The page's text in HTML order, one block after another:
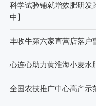
科学试验铺就增效肥研发
中】
丰收牛第六家直营店落户
心连心助力黄淮海小麦水
全国农技推广中心高产示